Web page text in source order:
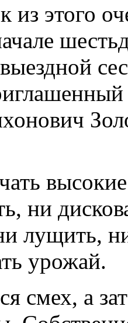
из этого
выездной
ни
лущить,
урожай.
смех, а